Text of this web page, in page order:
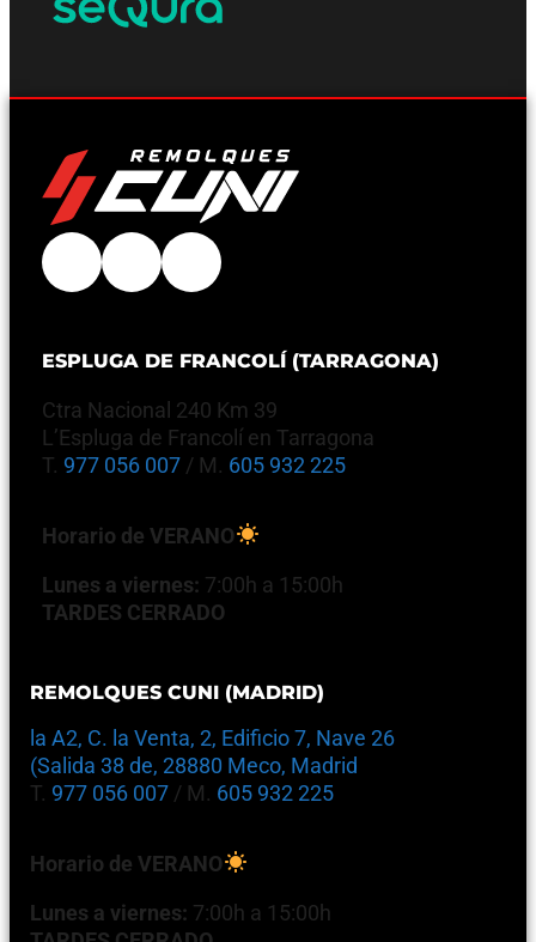
ESPLUGA DE FRANCOLÍ (TARRAGONA)
Ctra Nacional 240 Km 39
L’Espluga de Francolí en Tarragona
T. 977 056 007 / M. 605 932 225
Horario de VERANO
Lunes a viernes: 7:00h a 15:00h
TARDES CERRADO
REMOLQUES CUNI (MADRID)
la A2, C. la Venta, 2, Edificio 7, Nave 26
(Salida 38 de, 28880 Meco, Madrid
T. 977 056 007 / M. 605 932 225
Horario de VERANO
Lunes a viernes: 7:00h a 15:00h